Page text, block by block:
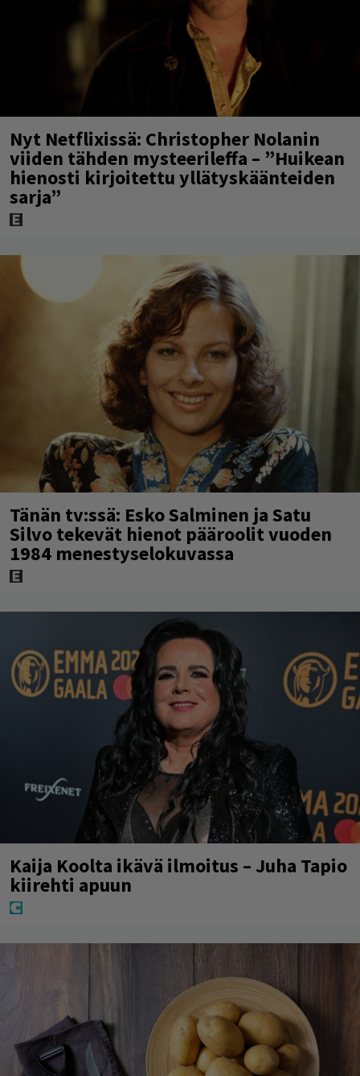
Nyt Netflixissä: Christopher Nolanin
viiden tähden mysteerileffa – ”Huikean
hienosti kirjoitettu yllätyskäänteiden
sarja”
Tänän tv:ssä: Esko Salminen ja Satu
Silvo tekevät hienot pääroolit vuoden
1984 menestyselokuvassa
Kaija Koolta ikävä ilmoitus – Juha Tapio
kiirehti apuun